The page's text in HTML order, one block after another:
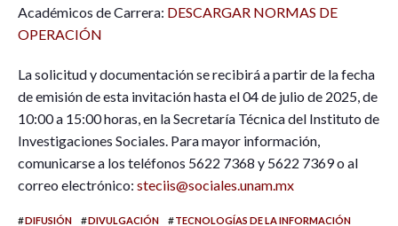
Académicos de Carrera: DESCARGAR NORMAS DE
OPERACIÓN
La solicitud y documentación se recibirá a partir de la fecha
de emisión de esta invitación hasta el 04 de julio de 2025, de
10:00 a 15:00 horas, en la Secretaría Técnica del Instituto de
Investigaciones Sociales. Para mayor información,
comunicarse a los teléfonos 5622 7368 y 5622 7369 o al
correo electrónico: steciis@sociales.unam.mx
#DIFUSIÓN #DIVULGACIÓN #TECNOLOGÍAS DE LA INFORMACIÓN